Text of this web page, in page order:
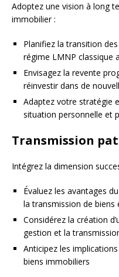
Adoptez une vision à long
immobilier :
Planifiez la transition
régime LMNP classique
Envisagez la revente
réinvestir dans de
Adaptez votre stratégie
situation personnelle et
Transmission
Intégrez la dimension
Évaluez les avantages
la transmission de biens
Considérez la création
gestion et la
Anticipez les
biens immobiliers